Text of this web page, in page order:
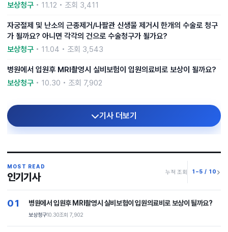
보상청구 • 11.12 • 조회 3,411
자궁절제 및 난소의 근종제거/나팔관 신생물 제거시 한개의 수술로 청구
가 될까요? 아니면 각각의 건으로 수술청구가 될가요?
보상청구 • 11.04 • 조회 3,543
병원에서 입원후 MRI촬영시 실비보험이 입원의료비로 보상이 될까요?
보상청구 • 10.30 • 조회 7,902
기사 더보기
MOST READ
인기기사 누적 조회 1–5 / 10
01 병원에서 입원후 MRI촬영시 실비보험이 입원의료비로 보상이 될까요?
보상청구10.30조회 7,902